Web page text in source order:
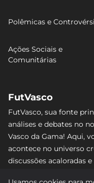
Polêmicas e
Ações Sociais e
Comunitárias
FutVasco
FutVasco, sua fonte
análises e debates no
Vasco da Gama! Aqui,
acontece no universo
discussões acaloradas